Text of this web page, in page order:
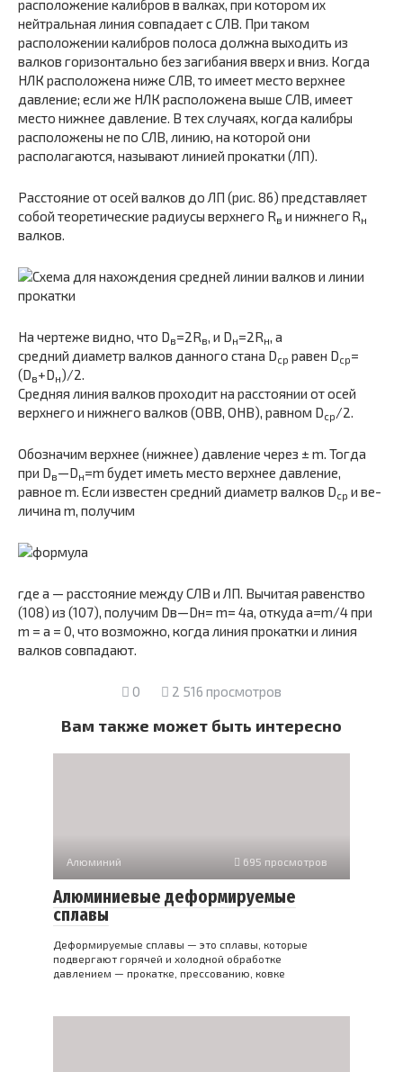
расположение калибров в валках, при котором их
нейтральная линия совпадает с СЛВ. При таком
расположении калибров полоса должна выходить из
валков горизонтально без загибания вверх и вниз. Когда
НЛК расположена ниже СЛВ, то имеет место верхнее
давление; если же НЛК расположена выше СЛВ, имеет
место нижнее давление. В тех случаях, когда ка­либры
расположены не по СЛВ, линию, на которой они
располагаются, называют линией прокатки (ЛП).
Расстояние от осей валков до ЛП (рис. 86) представля­ет
собой теоретические радиусы верхнего Rв и нижнего Rн
валков.
На чертеже видно, что Dв=2Rв, и Dн=2Rн, а
средний диаметр валков данного стана Dср равен Dcр=
(Dв+Dн)/2.
Средняя линия валков проходит на расстоянии от осей
верх­него и нижнего валков (ОВВ, ОНВ), равном Dср/2.
Обозначим верхнее (нижнее) давление через ± m. Тог­да
при Dв—Dн=m будет иметь место верхнее давление,
равное m. Если известен средний диаметр валков Dср и ве­
личина m, получим
где a — расстояние между СЛВ и ЛП. Вычитая равенство
(108) из (107), получим Dв—Dн= m= 4a, откуда а=m/4 при
m = а = 0, что возможно, когда линия прокатки и линия
валков совпадают.
0 2 516 просмотров
Вам также может быть интересно
Алюминий 695 просмотров
Алюминиевые деформируемые
сплавы
Деформируемые сплавы — это сплавы, которые
подвергают горячей и холодной обработке
давлением — прокатке, прессованию, ковке